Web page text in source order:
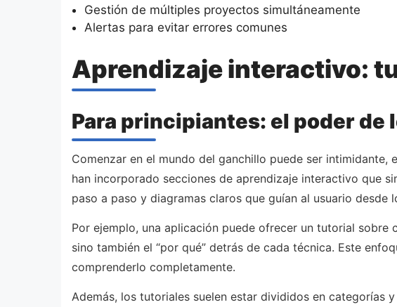
Gestión de múltiples proyectos simultáneamente
Alertas para evitar errores comunes
Aprendizaje interactivo:
Para principiantes: el poder
Comenzar en el mundo del ganchillo puede ser
han incorporado secciones de aprendizaje interactivo que
paso a paso y diagramas claros que guían al usuario desde
Por ejemplo, una aplicación puede ofrecer un tutorial
sino también el “por qué” detrás de cada técnica. Este
comprenderlo completamente.
Además, los tutoriales suelen estar divididos en categorías